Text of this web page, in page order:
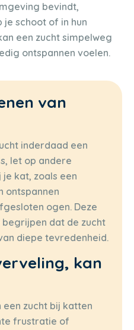
bevindt,
schoot of in hun
een zucht simpelweg
ontspannen voelen.
van
inderdaad een
let op andere
kat, zoals een
ontspannen
ogen. Deze
dat de zucht
diepe tevredenheid.
kan
zucht bij katten
frustratie of